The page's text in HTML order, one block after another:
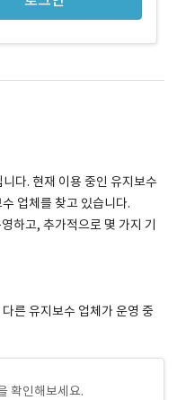
다. 현재 이용 중인 유지보수
업체를 찾고 있습니다.
하고, 추가적으로 몇 가지 기
른 유지보수 업체가 운영 중
확인해보세요.